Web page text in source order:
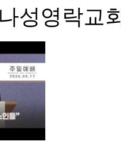
성영락교회